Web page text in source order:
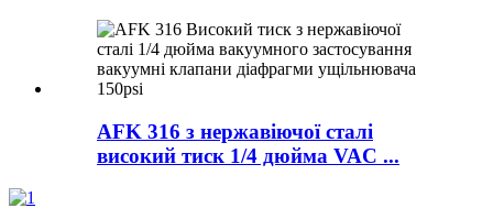
AFK 316 з нержавіючої сталі
високий тиск 1/4 дюйма VAC ...